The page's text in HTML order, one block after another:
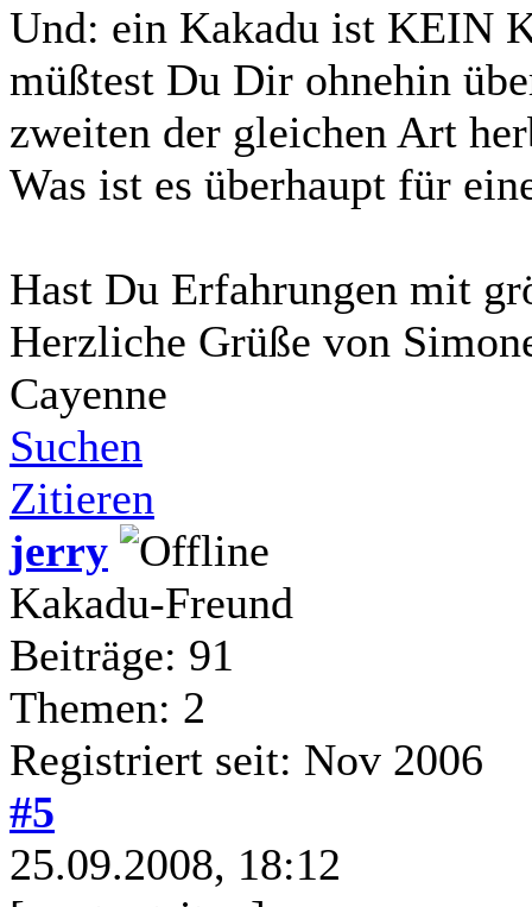
Und: ein Kakadu ist KEIN
müßtest Du Dir ohnehin
zweiten der gleichen Art
Was ist es überhaupt für
Hast Du Erfahrungen mit
Herzliche Grüße von
Cayenne
Suchen
Zitieren
jerry
Kakadu-Freund
Beiträge: 91
Themen: 2
Registriert seit: Nov 2006
#5
25.09.2008, 18:12